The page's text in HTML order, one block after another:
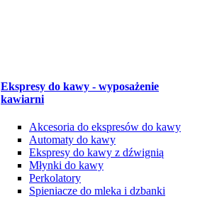
Ekspresy do kawy - wyposażenie
kawiarni
Akcesoria do ekspresów do kawy
Automaty do kawy
Ekspresy do kawy z dźwignią
Młynki do kawy
Perkolatory
Spieniacze do mleka i dzbanki